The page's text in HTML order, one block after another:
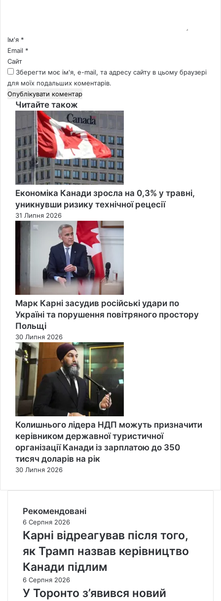
*Ім'я *
Email *
Сайт
Зберегти моє ім'я, e-mail, та адресу сайту в цьому браузері
для моїх подальших коментарів.
Читайте також
Економіка Канади зросла на 0,3% у травні,
уникнувши ризику технічної рецесії
31 Липня 2026
Марк Карні засудив російські удари по
Україні та порушення повітряного простору
Польщі
30 Липня 2026
Колишнього лідера НДП можуть призначити
керівником державної туристичної
організації Канади із зарплатою до 350
тисяч доларів на рік
30 Липня 2026
Рекомендовані
6 Серпня 2026
Карні відреагував після того,
як Трамп назвав керівництво
Канади підлим
6 Серпня 2026
У Торонто з’явився новий